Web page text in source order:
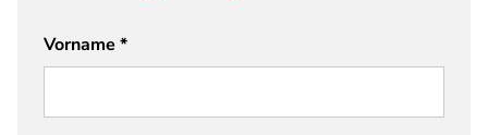
Vorname *